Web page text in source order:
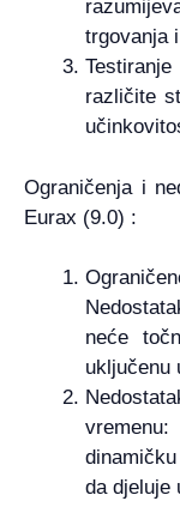
trgovanja
različite
Ograničenja i
Eurax (9.0) :
neće
uključenu
da djeluje